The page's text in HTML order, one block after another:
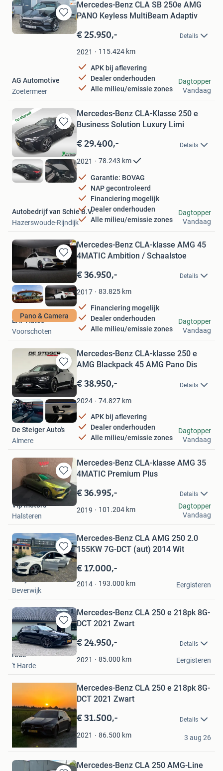
Bewaren
in
Favorieten
Mercedes-Benz CLA SB 250e AMG
PANO Keyless MultiBeam Adaptiv
€ 25.950,- Details
2021 115.424 km
APK bij aflevering
Dealer onderhouden
Alle milieu/emissie zones
AG Automotive
Zoetermeer
Dagtopper
Vandaag
Bewaren
in
Mijn
Favorieten
Mercedes-Benz CLA-Klasse 250 e
Business Solution Luxury Limi
€ 29.400,- Details
2021 78.243 km
Garantie: BOVAG
NAP gecontroleerd
Financiering mogelijk
Dealer onderhouden
Alle milieu/emissie zones
Autobedrijf van Schie B.V.
Hazerswoude-Rijndijk
Dagtopper
Vandaag
Bewaren
in
Favorieten
Pano & Camera
Mercedes-Benz CLA-klasse AMG 45
4MATIC Ambition / Schaalstoe
€ 36.950,- Details
2017 83.825 km
Financiering mogelijk
Dealer onderhouden
Alle milieu/emissie zones
EAF Auto's
Voorschoten
Dagtopper
Vandaag
Bewaren
in
Mijn
Favorieten
Mercedes-Benz CLA-klasse 250 e
AMG Blackpack 45 AMG Pano Dis
€ 38.950,- Details
2024 74.827 km
APK bij aflevering
Dealer onderhouden
Alle milieu/emissie zones
De Steiger Auto's
Almere
Dagtopper
Vandaag
Bewaren
in
Mijn
Favorieten
Mercedes-Benz CLA-klasse AMG 35
4MATIC Premium Plus
€ 36.995,- Details
2019 101.204 km
Vip motors
Halsteren
Dagtopper
Vandaag
Bewaren
in
Mijn
Favorieten
Mercedes-Benz CLA AMG 250 2.0
155KW 7G-DCT (aut) 2014 Wit
€ 17.000,-
2014 193.000 km
Kelly
Beverwijk
Eergisteren
Bewaren
in
Mijn
Favorieten
Mercedes-Benz CLA 250 e 218pk 8G-
DCT 2021 Zwart
€ 24.950,- Details
2021 85.000 km
roos
't Harde
Eergisteren
Mijn
Favorieten
Mercedes-Benz CLA 250 e 218pk 8G-
DCT 2021 Zwart
€ 31.500,- Details
2021 86.500 km
C. Schumacher
Alblasserdam
3 aug 26
Mercedes-Benz CLA 250 AMG-Line